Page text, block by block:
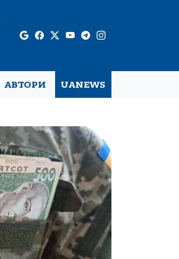
АВТОРИ UANEWS